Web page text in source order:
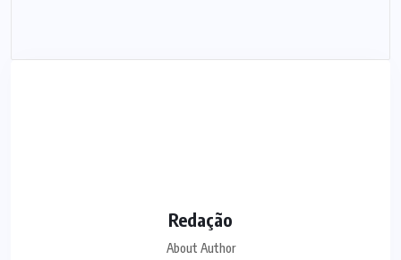
Redação
About Author